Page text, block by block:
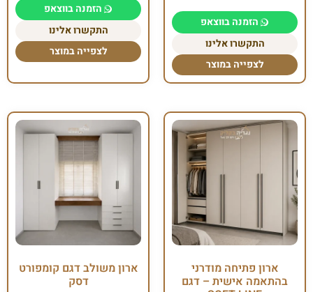
הזמנה בווצאפ
התקשרו אלינו
לצפייה במוצר
הזמנה בווצאפ
התקשרו אלינו
לצפייה במוצר
ארון פתיחה מודרני
בהתאמה אישית – דגם
ארון משולב דגם קומפורט
דסק